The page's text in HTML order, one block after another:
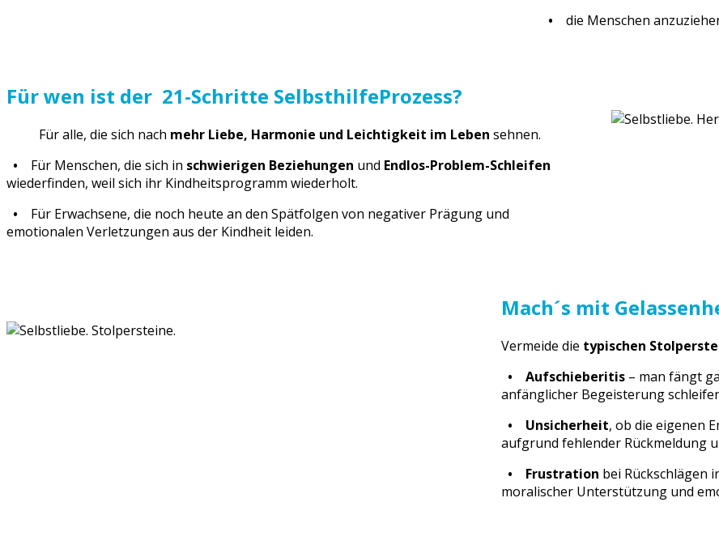
•
die Menschen
Für wen ist der 21-Schritte SelbsthilfeProzess?
Für alle, die sich nach mehr Liebe, Harmonie und Leichtigkeit im Leben sehnen.
•
Für Menschen, die sich in schwierigen Beziehungen und Endlos-Problem-Schleifen
wiederfinden, weil sich ihr Kindheitsprogramm wiederholt.
•
Für Erwachsene, die noch heute an den Spätfolgen von negativer Prägung und
emotionalen Verletzungen aus der Kindheit leiden.
Mach´s mit
Vermeide die typischen
• Aufschieberitis – man fängt
anfänglicher Begeisterung
• Unsicherheit, ob die eigenen
aufgrund fehlender Rückmeldung
• Frustration bei Rückschlägen
moralischer Unterstützung und